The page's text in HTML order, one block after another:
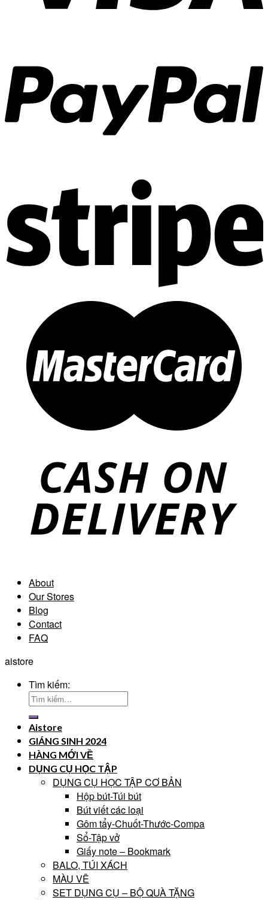
About
Our Stores
Blog
Contact
FAQ
aistore
Tìm kiếm:
Aistore
GIÁNG SINH 2024
HÀNG MỚI VỀ
DỤNG CỤ HỌC TẬP
DỤNG CỤ HỌC TẬP CƠ BẢN
Hộp bút-Túi bút
Bút viết các loại
Gôm tẩy-Chuốt-Thước-Compa
Sổ-Tập vở
Giấy note – Bookmark
BALO, TÚI XÁCH
MÀU VẼ
SET DỤNG CỤ – BỘ QUÀ TẶNG